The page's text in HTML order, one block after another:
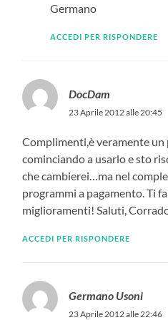
Germano
ACCEDI PER RISPONDERE
DocDam
23 Aprile 2012 alle 20:45
Complimenti,è veramente
cominciando a usarlo e sto
che cambierei…ma nel
programmi a pagamento. Ti
miglioramenti! Saluti,
ACCEDI PER RISPONDERE
Germano Usoni
23 Aprile 2012 alle 22:46